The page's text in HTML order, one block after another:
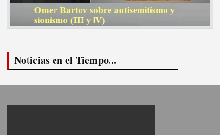
Noticias en el Tiempo...